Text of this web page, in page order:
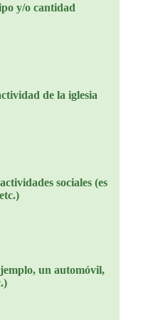
y/o cantidad
de la iglesia
sociales (es
un automóvil,